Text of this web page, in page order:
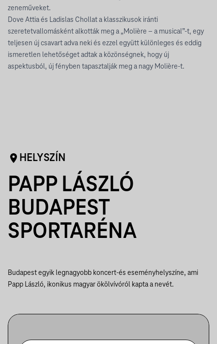
zeneműveket.
Dove Attia és Ladislas Chollat ​​​​a klasszikusok iránti
szeretetvallomásként alkották meg a „Molière – a musical”-t, egy
teljesen új csavart adva neki és ezzel együtt különleges és eddig
ismeretlen lehetőséget adtak a közönségnek, hogy új
aspektusból, új fényben tapasztalják meg a nagy Molière-t.
HELYSZÍN
PAPP LÁSZLÓ
BUDAPEST
SPORTARÉNA
Budapest egyik legnagyobb koncert-és eseményhelyszíne, ami
Papp László, ikonikus magyar ökölvívóról kapta a nevét.